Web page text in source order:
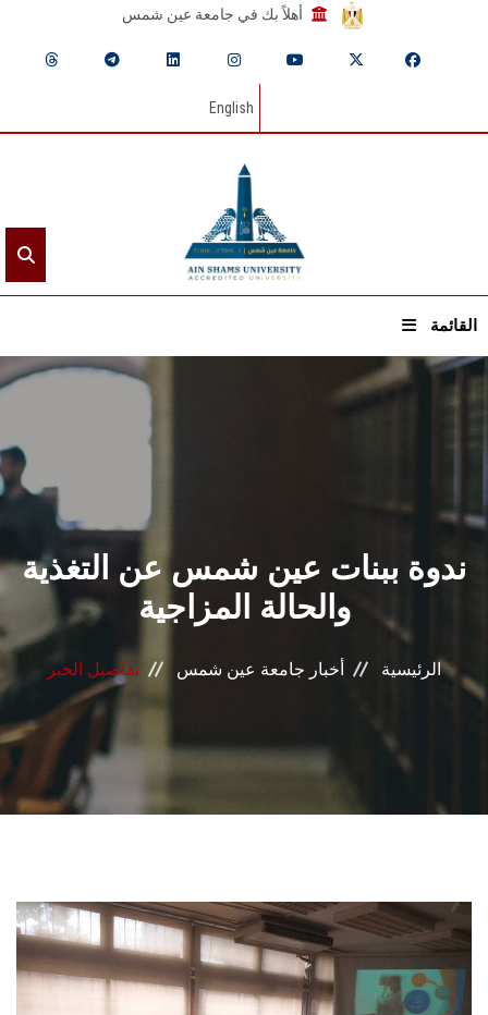
أهلاً بك في جامعة عين شمس
English
القائمة
الرئيسيـة
عن الجامعة
القطاعـات
الشئون الأكاديمية
البحث العلمي
الرعاية الصحية
المراكز والوحدات
الأنظمة الذكية
تواصل معنا
الطلاب
ندوة ببنات عين شمس عن التغذية
والحالة المزاجية
الرئيسية أخبار جامعة عين شمس تفاصيل الخبر